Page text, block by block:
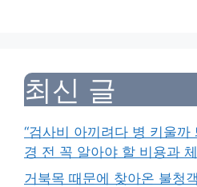
최신 글
“검사비 아끼려다 병 키울까
경 전 꼭 알아야 할 비용과
거북목 때문에 찾아온 불청